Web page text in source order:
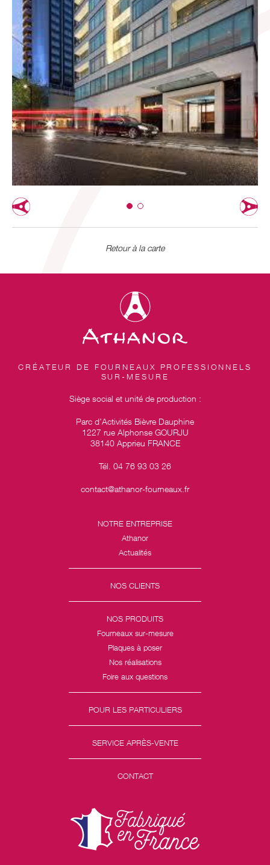
Retour à la carte
CRÉATEUR DE FOURNEAUX PROFESSIONNELS
SUR-MESURE
Siège social et unité de production :
Parc d’Activités Bièvre Dauphine
1227 rue Alphonse GOURJU
38140 Apprieu FRANCE
Tél. 04 76 93 03 26
contact@athanor-fourneaux.fr
NOTRE ENTREPRISE
Athanor
Actualités
NOS CLIENTS
NOS PRODUITS
Fourneaux sur-mesure
Plaques à poser
Nos réalisations
Foire aux questions
POUR LES PARTICULIERS
SERVICE APRÈS-VENTE
CONTACT